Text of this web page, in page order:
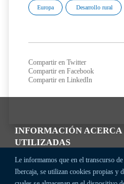
INFORMACIÓN ACERCA
UTILIZADAS
Le informamos que en el transcurso
Ibercaja, se utilizan cookies propias y
Europa Desarrollo rural
Compartir en Twitter
Compartir en Facebook
Compartir en LinkedIn